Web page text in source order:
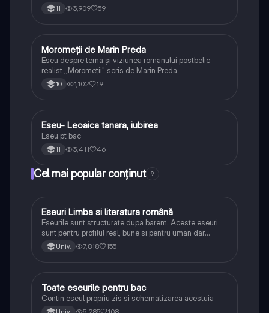
11 3,909 59
Limba și literatura română
Moromeții de Marin Preda
Eseu despre tema și viziunea romanului postbelic
realist ,,Moromeții" scris de Marin Preda
10 1,102 19
Limba și literatura română
Eseu- Leoaica tanara, iubirea
Eseu pt bac
11 3,411 46
Cel mai popular conținut 9
Limba și literatura română
Eseuri Limba si literatura română
Eseurile sunt structurate dupa barem. Aceste eseuri
sunt pentru profilul real, bune si pentru uman dar
lipsesc relatiile dintre personaje si caracrerizarile.
Univ. 7,818 155
Limba și literatura română
Toate eseurile pentru bac
Contin eseul propriu zis si schematizarea acestuia